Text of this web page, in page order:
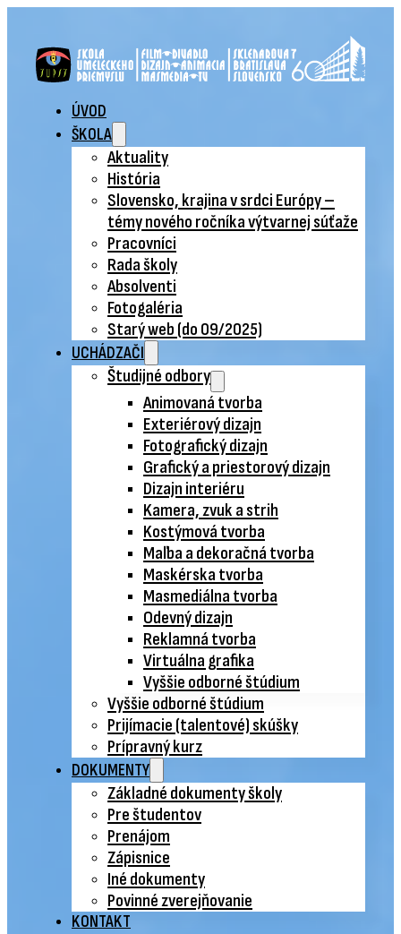
ÚVOD
ŠKOLA
Aktuality
História
Slovensko, krajina v srdci Európy –
témy nového ročníka výtvarnej súťaže
Pracovníci
Rada školy
Absolventi
Fotogaléria
Starý web (do 09/2025)
UCHÁDZAČI
Študijné odbory
Animovaná tvorba
Exteriérový dizajn
Fotografický dizajn
Grafický a priestorový dizajn
Dizajn interiéru
Kamera, zvuk a strih
Kostýmová tvorba
Maľba a dekoračná tvorba
Maskérska tvorba
Masmediálna tvorba
Odevný dizajn
Reklamná tvorba
Virtuálna grafika
Vyššie odborné štúdium
Vyššie odborné štúdium
Prijímacie (talentové) skúšky
Prípravný kurz
DOKUMENTY
Základné dokumenty školy
Pre študentov
Prenájom
Zápisnice
Iné dokumenty
Povinné zverejňovanie
KONTAKT